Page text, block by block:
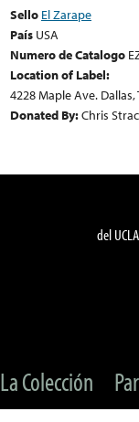
Sello El Zarape
País USA
Numero de Catalogo
Location of Label:
4228 Maple Ave. Dallas,
Donated By:Chris
del
La Colección